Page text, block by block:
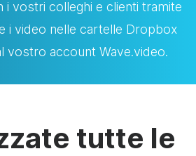
i vostri colleghi e clienti tramite
i video nelle cartelle Dropbox
vostro account Wave.video.
tutte le